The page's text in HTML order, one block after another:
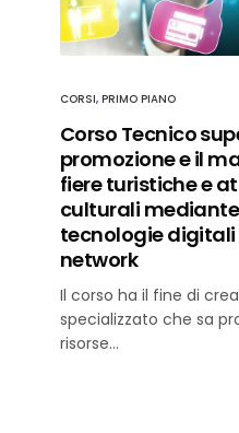
CORSI, PRIMO PIANO
Corso Tecnico
promozione e il
fiere turistiche e
culturali
tecnologie digitali
network
Il corso ha il fine di
specializzato che sa
risorse…